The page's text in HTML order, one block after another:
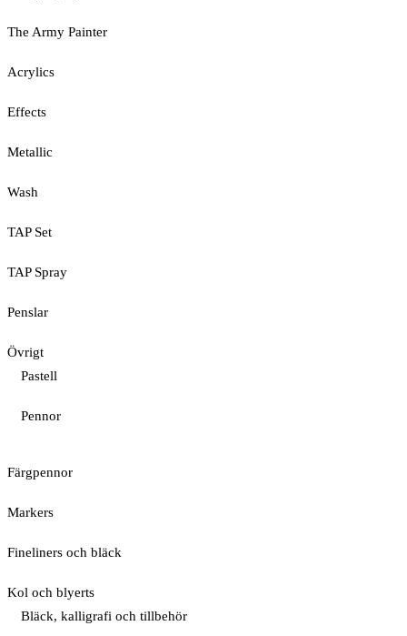
The Army Painter
Acrylics
Effects
Metallic
Wash
TAP Set
TAP Spray
Penslar
Övrigt
Pastell
Pennor
Färgpennor
Markers
Fineliners och bläck
Kol och blyerts
Bläck, kalligrafi och tillbehör